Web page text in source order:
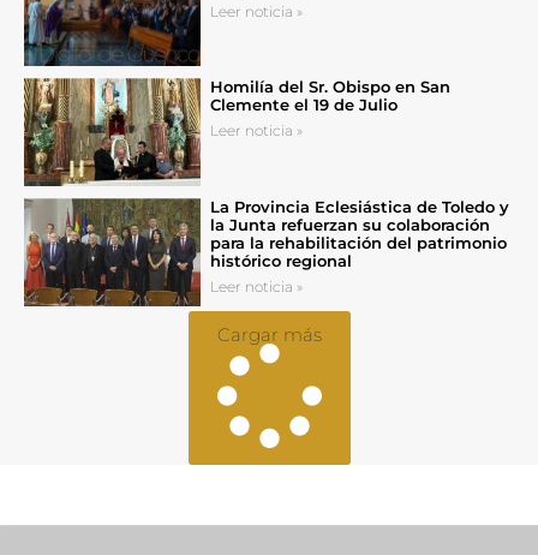
Leer noticia »
Homilía del Sr. Obispo en San
Clemente el 19 de Julio
Leer noticia »
La Provincia Eclesiástica de Toledo y
la Junta refuerzan su colaboración
para la rehabilitación del patrimonio
histórico regional
Leer noticia »
Cargar más